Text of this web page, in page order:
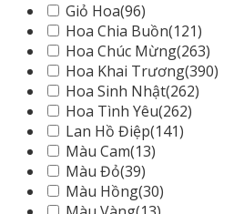
Giỏ Hoa(96)
Hoa Chia Buồn(121)
Hoa Chúc Mừng(263)
Hoa Khai Trương(390)
Hoa Sinh Nhật(262)
Hoa Tình Yêu(262)
Lan Hồ Điệp(141)
Màu Cam(13)
Màu Đỏ(39)
Màu Hồng(30)